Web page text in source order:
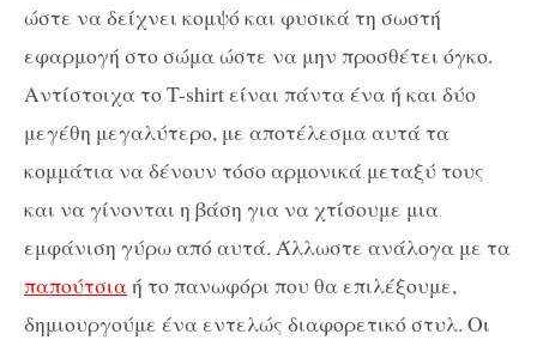
ώστε να δείχνει κομψό και φυσικά τη σωστή
εφαρμογή στο σώμα ώστε να μην προσθέτει όγκο.
Αντίστοιχα το T-shirt είναι πάντα ένα ή και δύο
μεγέθη μεγαλύτερο, με αποτέλεσμα αυτά τα
κομμάτια να δένουν τόσο αρμονικά μεταξύ τους
και να γίνονται η βάση για να χτίσουμε μια
εμφάνιση γύρω από αυτά. Άλλωστε ανάλογα με τα
παπούτσιαή το πανωφόρι που θα επιλέξουμε,
δημιουργούμε ένα εντελώς διαφορετικό στυλ. Οι